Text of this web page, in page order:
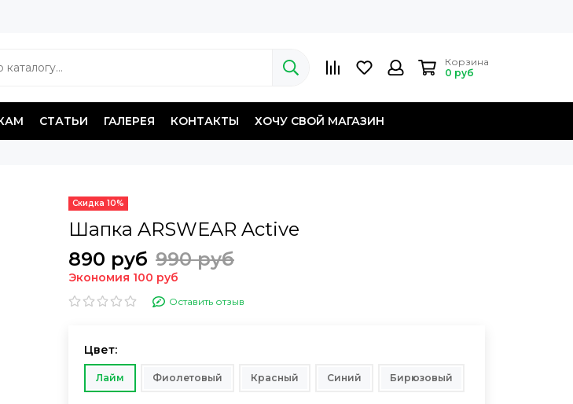
Корзина
0 руб
СТАТЬИ ГАЛЕРЕЯ КОНТАКТЫ ХОЧУ СВОЙ МАГАЗИН
Скидка 10%
Шапка ARSWEAR Active
890 руб 990 руб
Экономия 100 руб
Оставить отзыв
Цвет:
Лайм Фиолетовый Красный Синий Бирюзовый